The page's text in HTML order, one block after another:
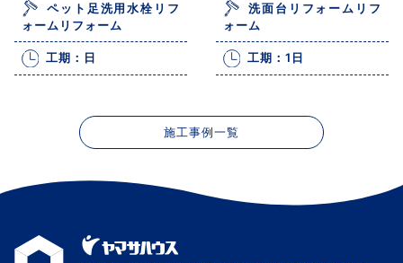
ペット足洗用水栓リフ
ォームリフォーム
工期：日
洗面台リフォームリフ
ォーム
工期：1日
施工事例一覧